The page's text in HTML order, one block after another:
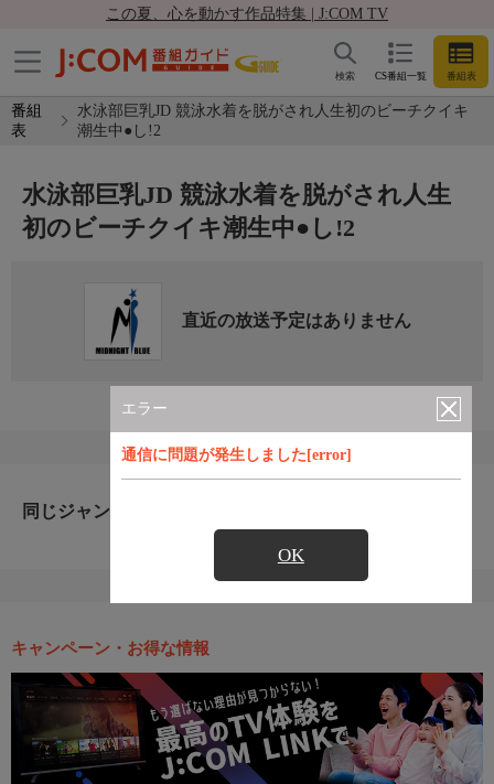
この夏、心を動かす作品特集 | J:COM TV
CS番組一覧 番組表
検索
番組
表
水泳部巨乳JD 競泳水着を脱がされ人生初のビーチクイキ
潮生中●し!2
エラー
通信に問題が発生しました[error]
OK
水泳部巨乳JD 競泳水着を脱がされ人生
初のビーチクイキ潮生中●し!2
直近の放送予定はありません
同じジャンルのおすすめ番組
キャンペーン・お得な情報